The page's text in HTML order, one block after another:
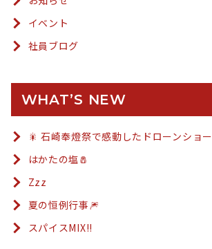
イベント
社員ブログ
WHAT’S NEW
🎇 石崎奉燈祭で感動したドローンショー
はかたの塩🧂
Zzz
夏の恒例行事🎆
スパイスMIX!!